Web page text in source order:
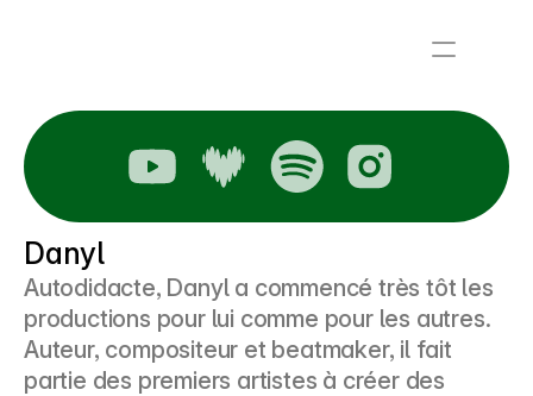
Danyl
Autodidacte, Danyl a commencé très tôt les
productions pour lui comme pour les autres.
Auteur, compositeur et beatmaker, il fait
partie des premiers artistes à créer des